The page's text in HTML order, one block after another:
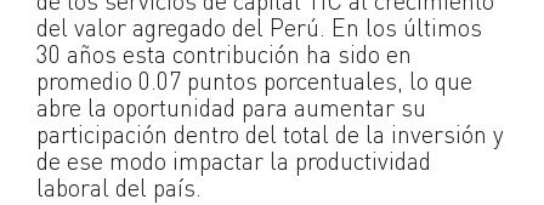
del valor agregado del Perú. En los últimos
30 años esta contribución ha sido en
promedio 0.07 puntos porcentuales, lo que
abre la oportunidad para aumentar su
participación dentro del total de la inversión y
de ese modo impactar la productividad
laboral del país.